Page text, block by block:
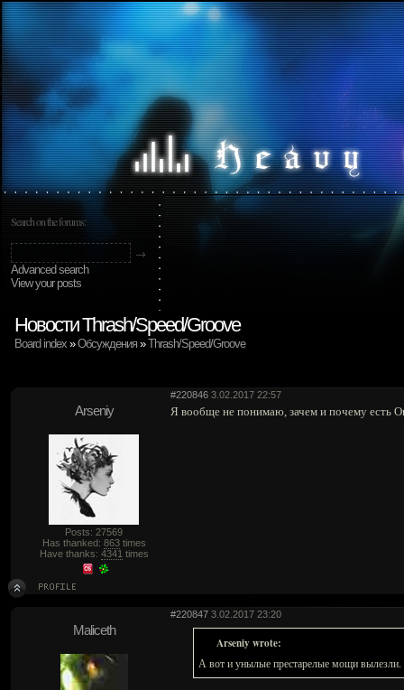
Search on the forums:
Advanced search
View your posts
Новости Thrash/Speed/Groove
Board index »Обсуждения »Thrash/Speed/Groove
#220846 3.02.2017 22:57
Arseniy
Posts: 27569
Has thanked: 863times
Have thanks: 4341 times
Я вообще не понимаю, зачем и почему есть
#220847 3.02.2017 23:20
Maliceth
Arseniy wrote:
А вот и унылые престарелые мощи вылезли.